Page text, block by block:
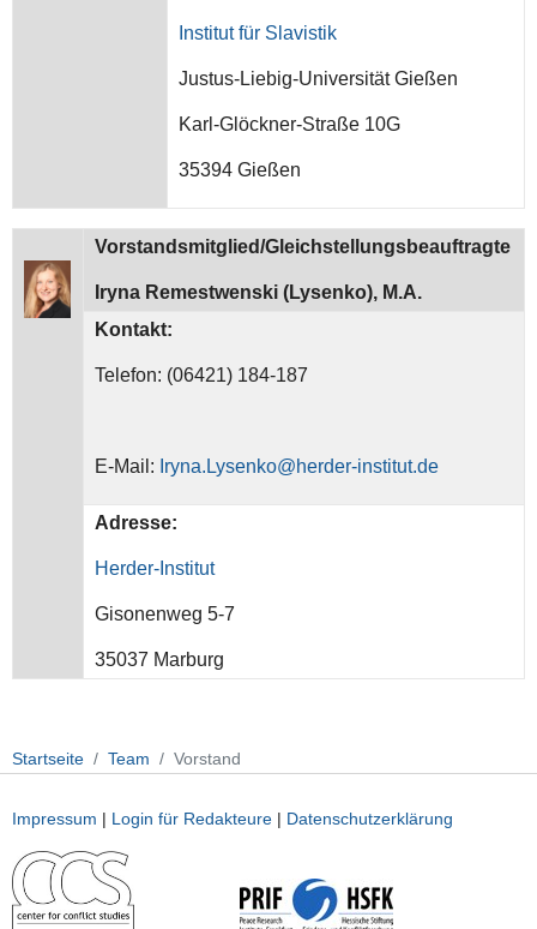
Institut für Slavistik
Justus-Liebig-Universität Gießen
Karl-Glöckner-Straße 10G
35394 Gießen
Vorstandsmitglied/Gleichstellungsbeauftragte
Iryna Remestwenski (Lysenko), M.A.
Kontakt:
Telefon: (06421) 184-187
E-Mail: Iryna.Lysenko@herder-institut.de
Adresse:
Herder-Institut
Gisonenweg 5-7
35037 Marburg
Startseite Team Vorstand
Impressum | Login für Redakteure | Datenschutzerklärung